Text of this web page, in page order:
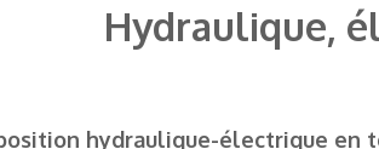
Hydraulique,
hydraulique-électrique en